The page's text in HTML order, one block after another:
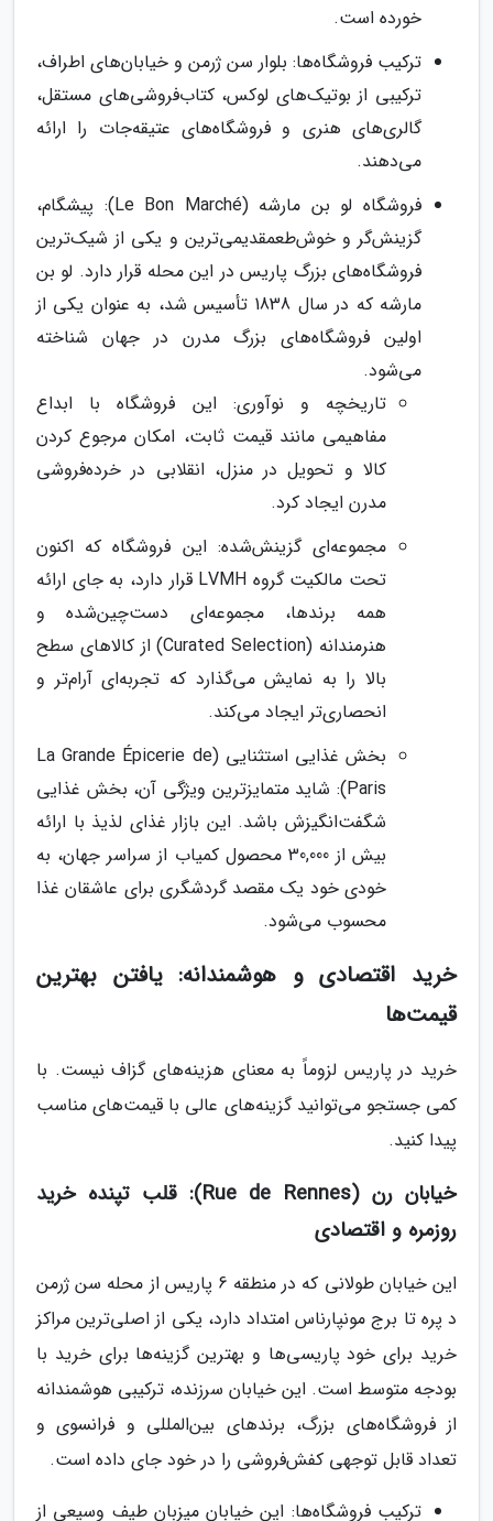
خورده است.
ترکیب فروشگاه‌ها: بلوار سن ژرمن و خیابان‌های اطراف،
ترکیبی از بوتیک‌های لوکس، کتاب‌فروشی‌های مستقل،
گالری‌های هنری و فروشگاه‌های عتیقه‌جات را ارائه
می‌دهند.
فروشگاه لو بن مارشه (Le Bon Marché): پیشگام،
گزینش‌گر و خوش‌طعمقدیمی‌ترین و یکی از شیک‌ترین
فروشگاه‌های بزرگ پاریس در این محله قرار دارد. لو بن
مارشه که در سال 1838 تأسیس شد، به عنوان یکی از
اولین فروشگاه‌های بزرگ مدرن در جهان شناخته
می‌شود.
تاریخچه و نوآوری: این فروشگاه با ابداع
مفاهیمی مانند قیمت ثابت، امکان مرجوع کردن
کالا و تحویل در منزل، انقلابی در خرده‌فروشی
مدرن ایجاد کرد.
مجموعه‌ای گزینش‌شده: این فروشگاه که اکنون
تحت مالکیت گروه LVMH قرار دارد، به جای ارائه
همه برندها، مجموعه‌ای دست‌چین‌شده و
هنرمندانه (Curated Selection) از کالاهای سطح
بالا را به نمایش می‌گذارد که تجربه‌ای آرام‌تر و
انحصاری‌تر ایجاد می‌کند.
بخش غذایی استثنایی (La Grande Épicerie de
Paris): شاید متمایزترین ویژگی آن، بخش غذایی
شگفت‌انگیزش باشد. این بازار غذای لذیذ با ارائه
بیش از 30,000 محصول کمیاب از سراسر جهان، به
خودی خود یک مقصد گردشگری برای عاشقان غذا
محسوب می‌شود.
خرید اقتصادی و هوشمندانه: یافتن بهترین
قیمت‌ها
خرید در پاریس لزوماً به معنای هزینه‌های گزاف نیست. با
کمی جستجو می‌توانید گزینه‌های عالی با قیمت‌های مناسب
پیدا کنید.
خیابان رن (Rue de Rennes): قلب تپنده خرید
روزمره و اقتصادی
این خیابان طولانی که در منطقه 6 پاریس از محله سن ژرمن
د پره تا برج مونپارناس امتداد دارد، یکی از اصلی‌ترین مراکز
خرید برای خود پاریسی‌ها و بهترین گزینه‌ها برای خرید با
بودجه متوسط است. این خیابان سرزنده، ترکیبی هوشمندانه
از فروشگاه‌های بزرگ، برندهای بین‌المللی و فرانسوی و
تعداد قابل توجهی کفش‌فروشی را در خود جای داده است.
ترکیب فروشگاه‌ها: این خیابان میزبان طیف وسیعی از